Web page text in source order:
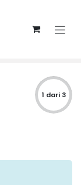
1 dari 3